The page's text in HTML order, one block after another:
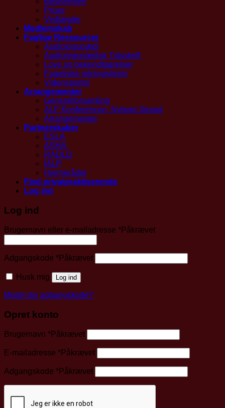
Priser
Vedtægter
Medlemskab
Faglige Ressourcer
Audiologopædi
Audiologopædisk Tidsskrift
Love og bekendtgørelser
Fagetiske retningslinjer
Vidensportal
Arrangementer
Generalforsamling
ALF Konferencen, Nyborg Strand
Arrangementer
Partnerskaber
ESLA
ASHA
RADLD
IALP
Hjernerådet
Find privatpraktiserende
Log ind
Log ind
Brugernavn eller e-mailadresse *Påkrævet
Adgangskode *Påkrævet
Husk mig Log ind
Mistet din adgangskode?
Opret konto
Brugernavn *Påkrævet
E-mailadresse *Påkrævet
Adgangskode *Påkrævet